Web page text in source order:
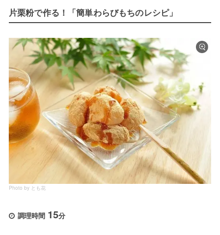
片栗粉で作る！「簡単わらびもちのレシピ」
Photo by とも花
調理時間 15分